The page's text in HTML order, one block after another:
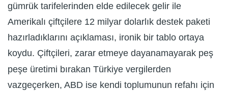
gümrük tarifelerinden elde edilecek gelir ile
Amerikalı çiftçilere 12 milyar dolarlık destek paketi
hazırladıklarını açıklaması, ironik bir tablo ortaya
koydu. Çiftçileri, zarar etmeye dayanamayarak peş
peşe üretimi bırakan Türkiye vergilerden
vazgeçerken, ABD ise kendi toplumunun refahı için